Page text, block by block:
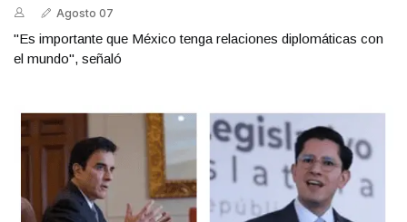
Agosto 07
"Es importante que México tenga relaciones diplomáticas con
el mundo", señaló